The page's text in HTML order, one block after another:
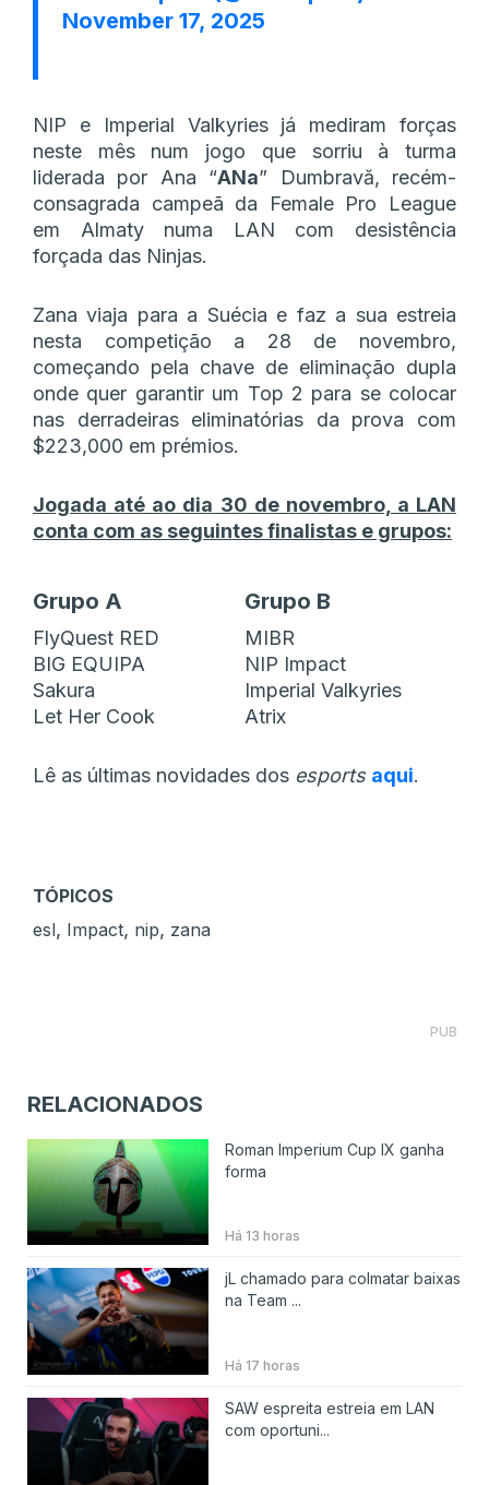
November 17, 2025
NIP e Imperial Valkyries já mediram forças
neste mês num jogo que sorriu à turma
liderada por Ana “ANa” Dumbravă, recém-
consagrada campeã da Female Pro League
em Almaty numa LAN com desistência
forçada das Ninjas.
Zana viaja para a Suécia e faz a sua estreia
nesta competição a 28 de novembro,
começando pela chave de eliminação dupla
onde quer garantir um Top 2 para se colocar
nas derradeiras eliminatórias da prova com
$223,000 em prémios.
Jogada até ao dia 30 de novembro, a LAN
conta com as seguintes finalistas e grupos:
Grupo A Grupo B
FlyQuest RED
MIBR
BIG EQUIPA
NIP Impact
Sakura
Imperial Valkyries
Let Her Cook
Atrix
Lê as últimas novidades dos esports aqui.
TÓPICOS
esl, Impact, nip, zana
PUB
RELACIONADOS
Roman Imperium Cup IX ganha
forma
Há 13 horas
jL chamado para colmatar baixas
na Team ...
Há 17 horas
SAW espreita estreia em LAN
com oportuni...